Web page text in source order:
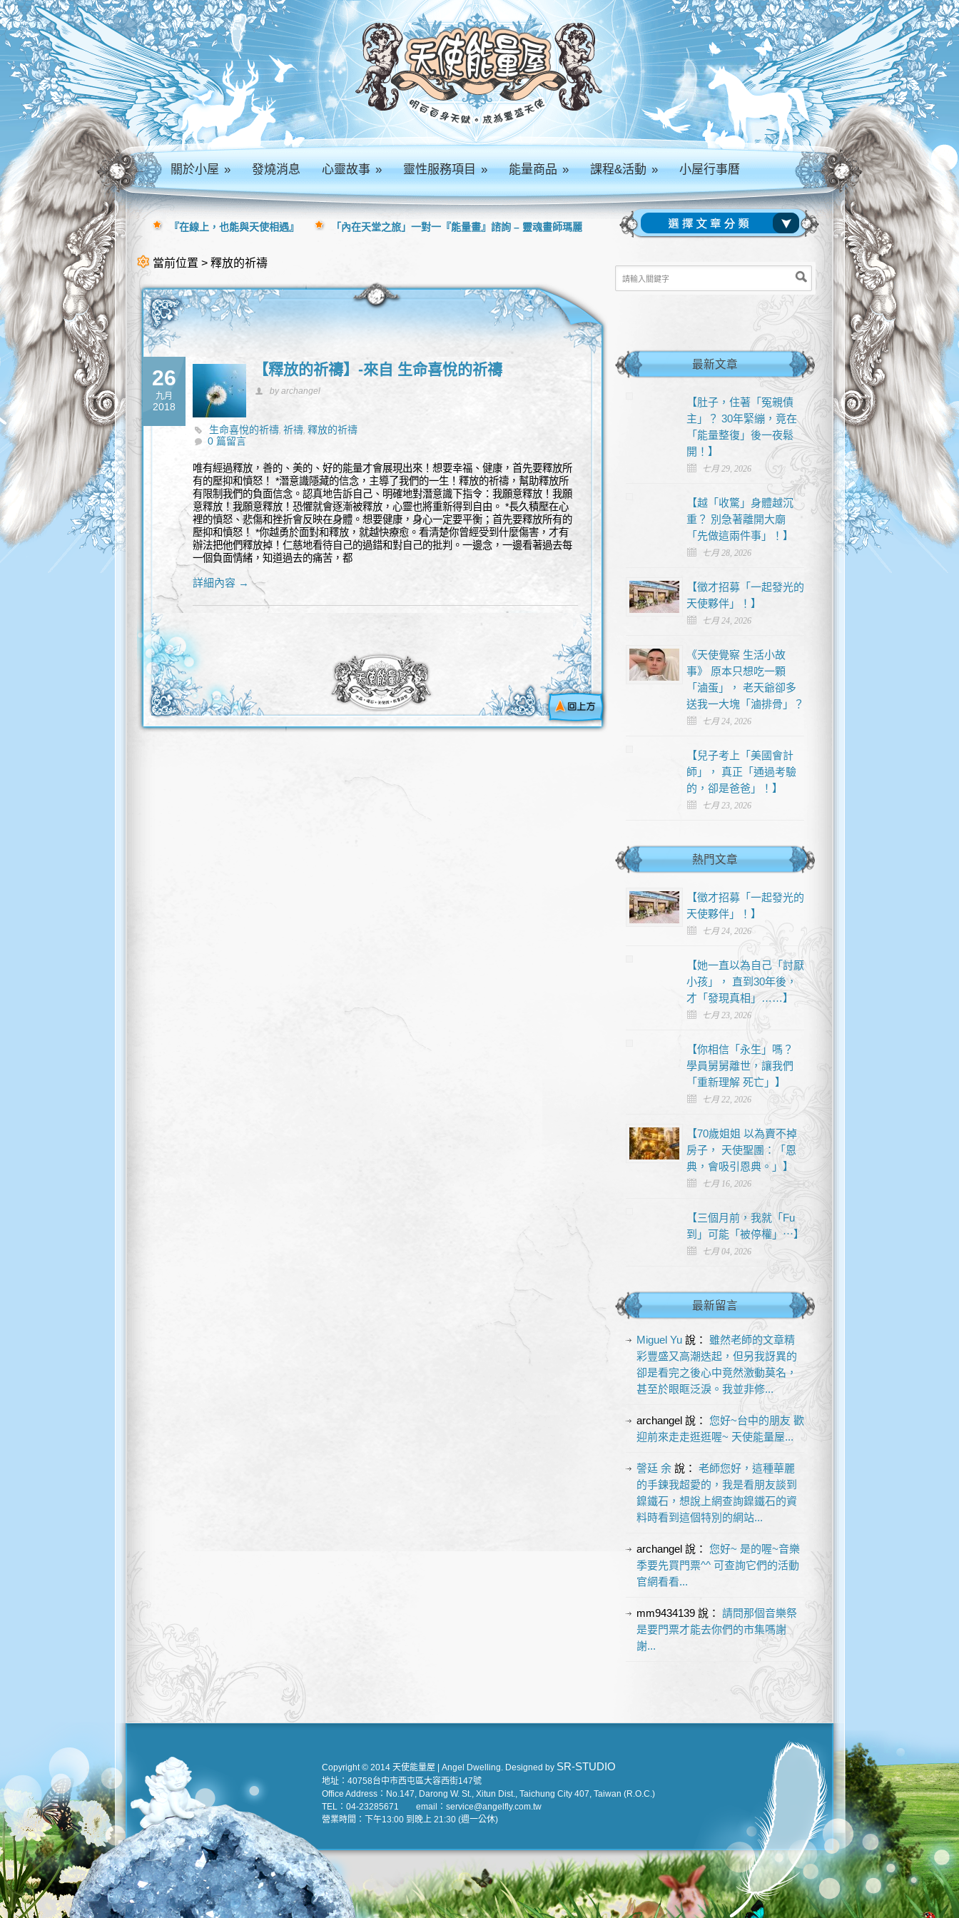
關於小屋» 發燒消息 心靈故事» 靈性服務項目» 能量商品» 課程&活動» 小屋行事曆
當前位置 > 釋放的祈禱
26
九月
2018
【釋放的祈禱】-來自 生命喜悅的祈禱
by archangel
生命喜悅的祈禱, 祈禱, 釋放的祈禱
0 篇留言
唯有經過釋放，善的、美的、好的能量才會展現出來！想要幸福、健康，首先要釋放所
有的壓抑和憤怒！ *潛意識隱藏的信念，主導了我們的一生！釋放的祈禱，幫助釋放所
有限制我們的負面信念。認真地告訴自己、明確地對潛意識下指令：我願意釋放！我願
意釋放！我願意釋放！恐懼就會逐漸被釋放，心靈也將重新得到自由。 *長久積壓在心
裡的憤怒、悲傷和挫折會反映在身體。想要健康，身心一定要平衡；首先要釋放所有的
壓抑和憤怒！ *你越勇於面對和釋放，就越快療愈。看清楚你曾經受到什麼傷害，才有
辦法把他們釋放掉！仁慈地看待自己的過錯和對自己的批判。一邊念，一邊看著過去每
一個負面情緒，知道過去的痛苦，都
詳細內容 →
最新文章
【肚子，住著「冤親債
主」？ 30年緊繃，竟在
「能量整復」後一夜鬆
開！】
七月 29, 2026
【越「收驚」身體越沉
重？ 別急著離開大廟
「先做這兩件事」！】
七月 28, 2026
【徵才招募「一起發光的
天使夥伴」！】
七月 24, 2026
《天使覺察 生活小故
事》 原本只想吃一顆
「滷蛋」， 老天爺卻多
送我一大塊「滷排骨」？
七月 24, 2026
【兒子考上「美國會計
師」， 真正「通過考驗
的，卻是爸爸」！】
七月 23, 2026
熱門文章
【徵才招募「一起發光的
天使夥伴」！】
七月 24, 2026
【她一直以為自己「討厭
小孩」， 直到30年後，
才「發現真相」……】
七月 23, 2026
【你相信「永生」嗎？
學員舅舅離世，讓我們
「重新理解 死亡」】
七月 22, 2026
【70歲姐姐 以為賣不掉
房子， 天使聖團：「恩
典，會吸引恩典。」】
七月 16, 2026
【三個月前，我就「Fu
到」可能「被停權」⋯】
七月 04, 2026
最新留言
Miguel Yu說： 雖然老師的文章精
彩豐盛又高潮迭起，但另我訝異的
卻是看完之後心中竟然激動莫名，
甚至於眼眶泛淚。我並非修...
archangel說： 您好~台中的朋友 歡
迎前來走走逛逛喔~ 天使能量屋...
謦廷 余說： 老師您好，這種華麗
的手鍊我超愛的，我是看朋友談到
鎳鐵石，想說上網查詢鎳鐵石的資
料時看到這個特別的網站...
archangel說： 您好~ 是的喔~音樂
季要先買門票^^ 可查詢它們的活動
官網看看...
mm9434139說： 請問那個音樂祭
是要門票才能去你們的市集嗎謝
謝...
『在線上，也能與天使相遇』 「內在天堂之旅」一對一『能量畫』諮詢 – 靈魂畫師瑪麗
Copyright © 2014 天使能量屋 | Angel Dwelling. Designed by SR-STUDIO
地址：40758台中市西屯區大容西街147號
Office Address：No.147, Darong W. St., Xitun Dist., Taichung City 407, Taiwan (R.O.C.)
TEL：04-23285671 email：service@angelfly.com.tw
營業時間：下午13:00 到晚上 21:30 (週一公休)